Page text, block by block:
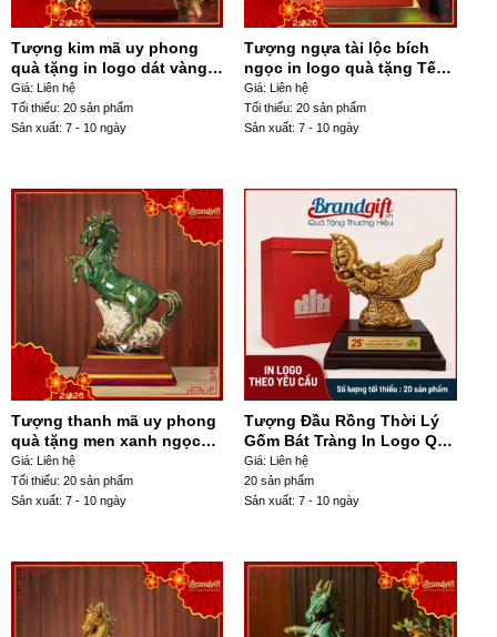
Tượng kim mã uy phong
quà tặng in logo dát vàng
24K TLV-08
Giá: Liên hệ
Tối thiểu: 20 sản phẩm
Sản xuất: 7 - 10 ngày
Tượng ngựa tài lộc bích
ngọc in logo quà tặng Tết
Bính Ngọ 2026 TLV-06
Giá: Liên hệ
Tối thiểu: 20 sản phẩm
Sản xuất: 7 - 10 ngày
Tượng thanh mã uy phong
quà tặng men xanh ngọc
kèm đế gỗ TLV-09
Giá: Liên hệ
Tối thiểu: 20 sản phẩm
Sản xuất: 7 - 10 ngày
Tượng Đầu Rồng Thời Lý
Gốm Bát Tràng In Logo Quà
Tặng TLV-113
Giá: Liên hệ
20 sản phẩm
Sản xuất: 7 - 10 ngày